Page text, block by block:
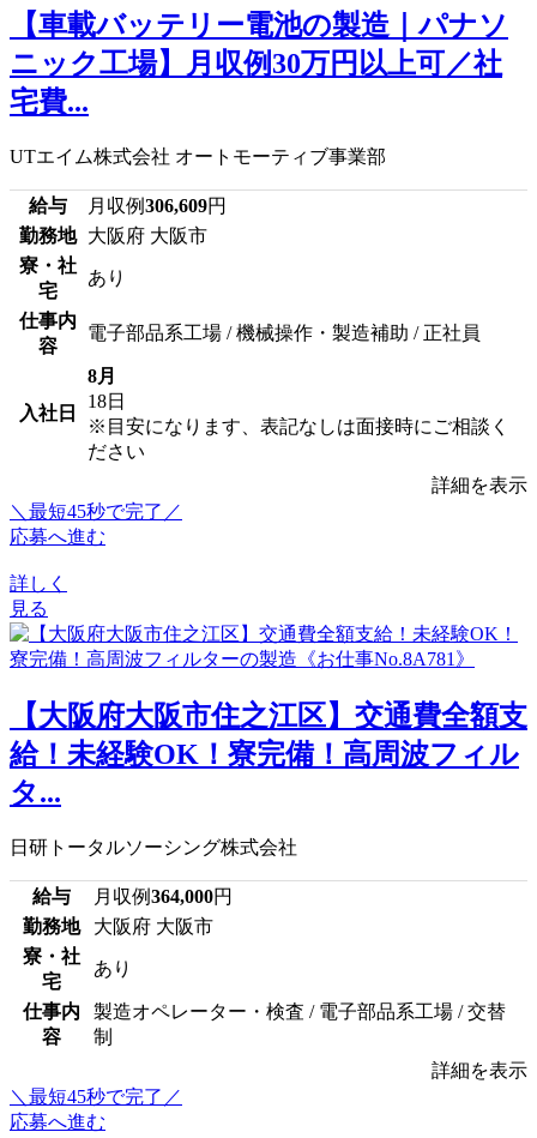
【車載バッテリー電池の製造｜パナソ
ニック工場】月収例30万円以上可／社
宅費...
UTエイム株式会社 オートモーティブ事業部
給与 月収例306,609円
勤務地 大阪府 大阪市
寮・社
宅
あり
仕事内
容
電子部品系工場 / 機械操作・製造補助 / 正社員
入社日
8月
18日
※目安になります、表記なしは面接時にご相談く
ださい
詳細を表示
＼最短45秒で完了／
応募へ進む
詳しく
見る
【大阪府大阪市住之江区】交通費全額支
給！未経験OK！寮完備！高周波フィル
タ...
日研トータルソーシング株式会社
給与 月収例364,000円
勤務地
大阪府 大阪市
寮・社
宅
あり
仕事内
容
製造オペレーター・検査 / 電子部品系工場 / 交替
制
詳細を表示
＼最短45秒で完了／
応募へ進む